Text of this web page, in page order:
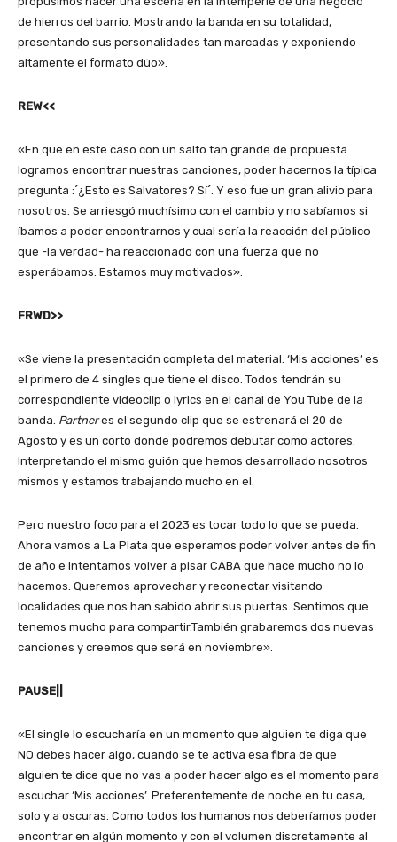
de hierros del barrio. Mostrando la banda en su totalidad,
presentando sus personalidades tan marcadas y exponiendo
altamente el formato dúo».
REW<<
«En que en este caso con un salto tan grande de propuesta
logramos encontrar nuestras canciones, poder hacernos la típica
pregunta :´¿Esto es Salvatores? Sí´. Y eso fue un gran alivio para
nosotros. Se arriesgó muchísimo con el cambio y no sabíamos si
íbamos a poder encontrarnos y cual sería la reacción del público
que -la verdad- ha reaccionado con una fuerza que no
esperábamos. Estamos muy motivados».
FRWD>>
«Se viene la presentación completa del material. ‘Mis acciones’ es
el primero de 4 singles que tiene el disco. Todos tendrán su
correspondiente videoclip o lyrics en el canal de You Tube de la
banda. Partneres el segundo clip que se estrenará el 20 de
Agosto y es un corto donde podremos debutar como actores.
Interpretando el mismo guión que hemos desarrollado nosotros
mismos y estamos trabajando mucho en el.
Pero nuestro foco para el 2023 es tocar todo lo que se pueda.
Ahora vamos a La Plata que esperamos poder volver antes de fin
de año e intentamos volver a pisar CABA que hace mucho no lo
hacemos. Queremos aprovechar y reconectar visitando
localidades que nos han sabido abrir sus puertas. Sentimos que
tenemos mucho para compartir.También grabaremos dos nuevas
canciones y creemos que será en noviembre».
PAUSE||
«El single lo escucharía en un momento que alguien te diga que
NO debes hacer algo, cuando se te activa esa fibra de que
alguien te dice que no vas a poder hacer algo es el momento para
escuchar ‘Mis acciones’. Preferentemente de noche en tu casa,
solo y a oscuras. Como todos los humanos nos deberíamos poder
encontrar en algún momento y con el volumen discretamente al